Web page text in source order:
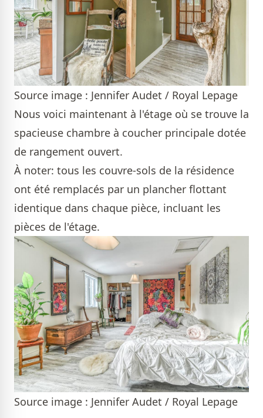
Source image : Jennifer Audet / Royal Lepage
Nous voici maintenant à l'étage où se trouve la
spacieuse chambre à coucher principale dotée
de rangement ouvert.
À noter: tous les couvre-sols de la résidence
ont été remplacés par un plancher flottant
identique dans chaque pièce, incluant les
pièces de l'étage.
Source image : Jennifer Audet / Royal Lepage